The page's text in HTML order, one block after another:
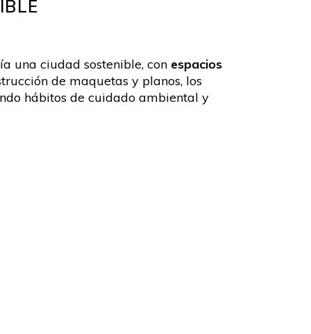
una ciudad sostenible, con espacios
de maquetas y planos, los
hábitos de cuidado ambiental y